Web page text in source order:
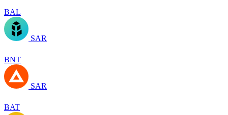
BAL
SAR
BNT
SAR
BAT